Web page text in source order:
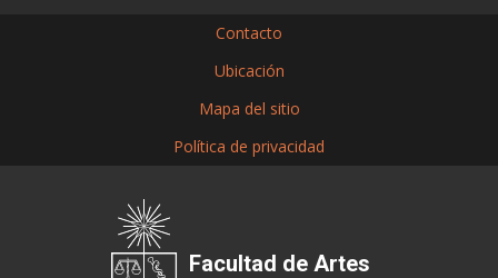
Contacto
Ubicación
Mapa del sitio
Política de privacidad
Facultad de Artes